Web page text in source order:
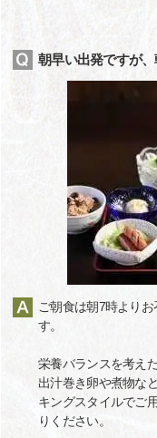
朝早い出発ですが
ご朝食は朝7時より
す。
栄養バランスを考え
出汁巻き卵や煮物な
キングスタイルでご
りください。